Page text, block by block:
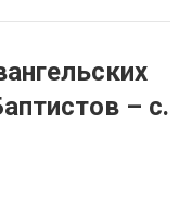
– с.